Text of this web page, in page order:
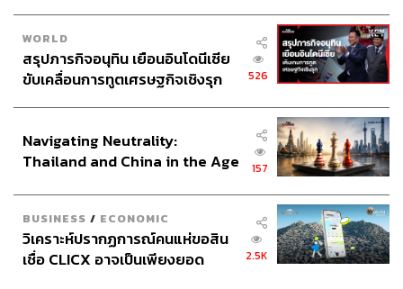
WORLD
สรุปภารกิจอนุทิน เยือนอินโดนีเซีย
ขับเคลื่อนการทูตเศรษฐกิจเชิงรุก
526
Navigating Neutrality:
Thailand and China in the Age
157
BUSINESS / ECONOMIC
วิเคราะห์ปรากฏการณ์คนแห่ขอสิน
เชื่อ CLICX อาจเป็นเพียงยอด
2.5K